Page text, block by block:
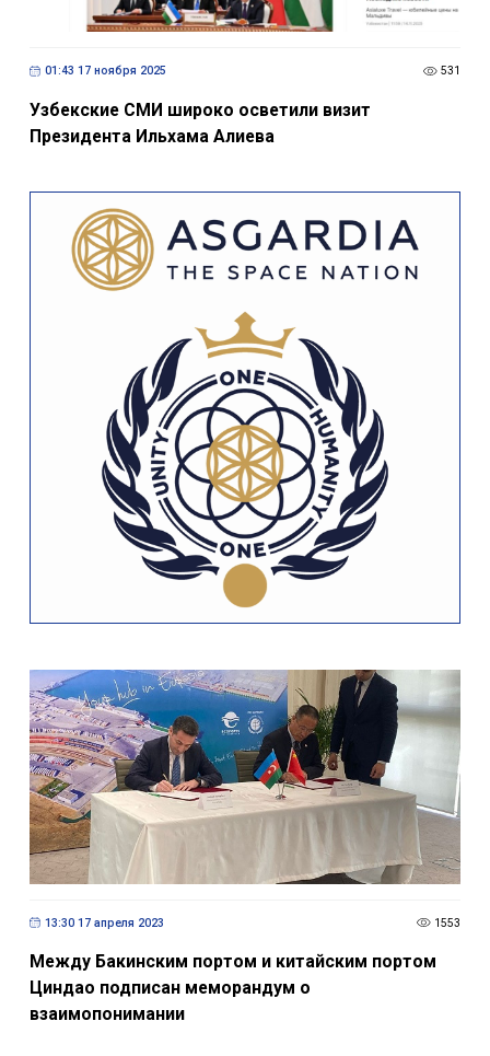
01:43 17 ноября 2025 531
Узбекские СМИ широко осветили визит
Президента Ильхама Алиева
13:30 17 апреля 2023 1553
Между Бакинским портом и китайским портом
Циндао подписан меморандум о
взаимопонимании